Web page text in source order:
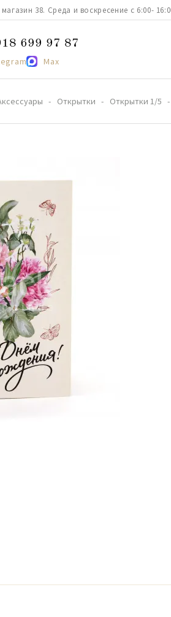
38. Среда и воскресение с 6:00-
699 97 87
Max
Открытки Открытки 1/5